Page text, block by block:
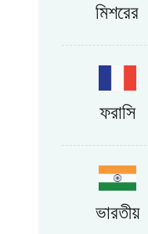
মিশরের
ফরাসি
ভারতীয়